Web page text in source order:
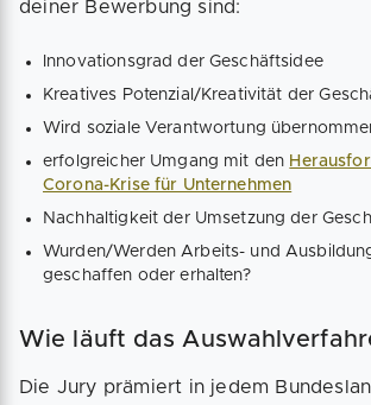
deiner Bewerbung sind:
Innovationsgrad der Geschäftsidee
Kreatives Potenzial/Kreativität der
Wird soziale Verantwortung
erfolgreicher Umgang mit den
Corona-Krise für Unternehmen
Nachhaltigkeit der Umsetzung der
Wurden/Werden Arbeits- und
geschaffen oder erhalten?
Wie läuft das
Die Jury prämiert in jedem